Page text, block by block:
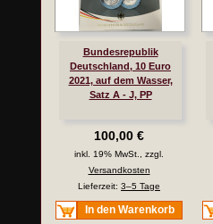
Bundesrepublik
Deutschland, 10 Euro
2021, auf dem Wasser,
Satz A - J, PP
100,00 €
inkl. 19% MwSt., zzgl.
Versandkosten
Lieferzeit: 3–5 Tage
In den Warenkorb